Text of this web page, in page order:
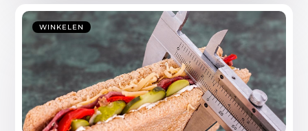
WINKELEN